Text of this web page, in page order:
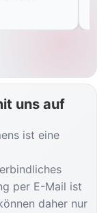
uns auf
ist eine
per E-Mail ist
daher nur